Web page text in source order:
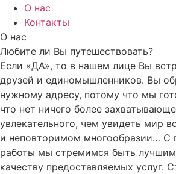
О нас
Контакты
О нас
Любите ли Вы путешествовать?
Если «ДА», то в нашем лице Вы
друзей и единомышленников. Вы
нужному адресу, потому что мы
что нет ничего более
увлекательного, чем увидеть мир
и неповторимом многообразии… С
работы мы стремимся быть
качеству предоставляемых услуг.